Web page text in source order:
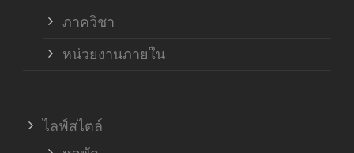
ภาควิชา
หน่วยงานภายใน
ไลฟ์สไตล์